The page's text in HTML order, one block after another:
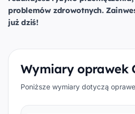
problemów zdrowotnych.
już dziś!
Wymiary oprawek
Poniższe wymiary dotyczą